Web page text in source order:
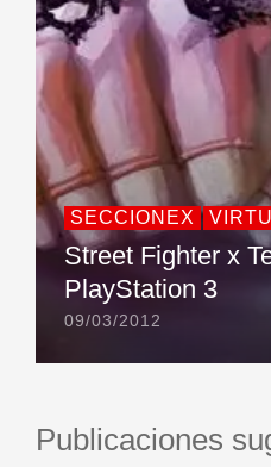
SECCIONEX
Street Fighter x
PlayStation 3
09/03/2012
Publicaciones